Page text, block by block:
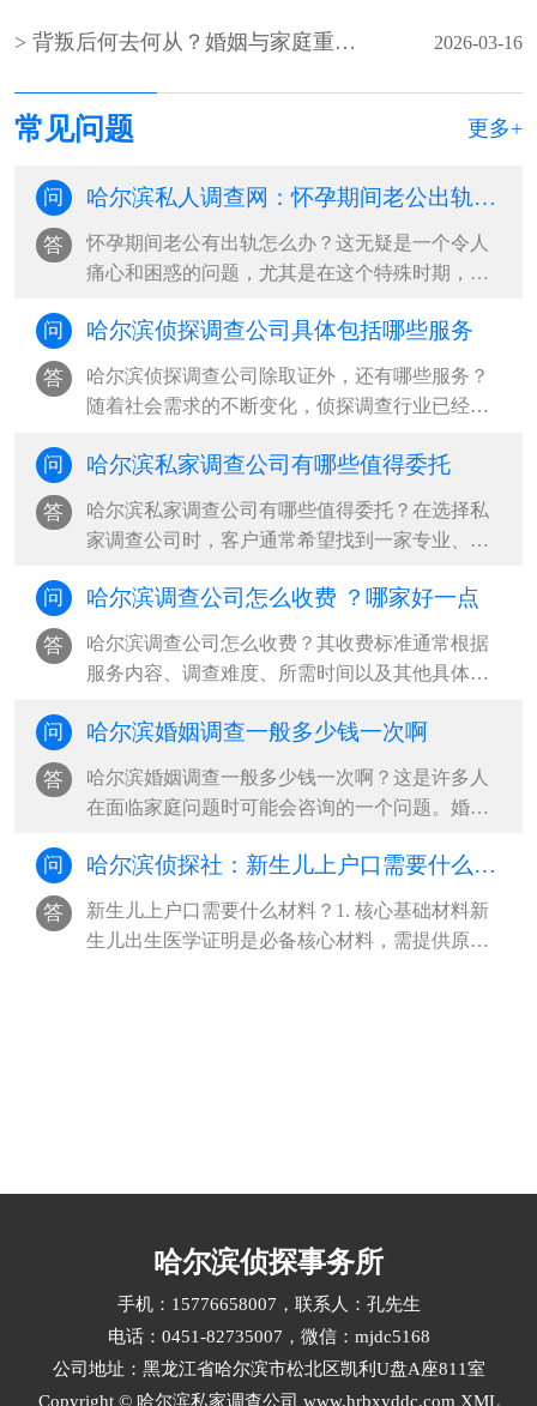
背叛后何去何从？婚姻与家庭重建指南 2026-03-16
常见问题 更多+
问 哈尔滨私人调查网：怀孕期间老公出轨怎么办
答
怀孕期间老公有出轨怎么办？这无疑是一个令人
痛心和困惑的问题，尤其是在这个特殊时期，妻
问 哈尔滨侦探调查公司具体包括哪些服务
答
哈尔滨侦探调查公司除取证外，还有哪些服务？
随着社会需求的不断变化，侦探调查行业已经不
问 哈尔滨私家调查公司有哪些值得委托
答
哈尔滨私家调查公司有哪些值得委托？在选择私
家调查公司时，客户通常希望找到一家专业、正
问 哈尔滨调查公司怎么收费 ？哪家好一点
答
哈尔滨调查公司怎么收费？其收费标准通常根据
服务内容、调查难度、所需时间以及其他具体因
问 哈尔滨婚姻调查一般多少钱一次啊
答
哈尔滨婚姻调查一般多少钱一次啊？这是许多人
在面临家庭问题时可能会咨询的一个问题。婚姻
问 哈尔滨侦探社：新生儿上户口需要什么材料
答
新生儿上户口需要什么材料？1. 核心基础材料新
生儿出生医学证明是必备核心材料，需提供原
哈尔滨侦探事务所
手机：15776658007，联系人：孔先生
电话：0451-82735007，微信：mjdc5168
公司地址：黑龙江省哈尔滨市松北区凯利U盘A座811室
Copyright © 哈尔滨私家调查公司 www.hrbxyddc.com XML